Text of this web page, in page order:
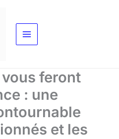
feront
: une
et les